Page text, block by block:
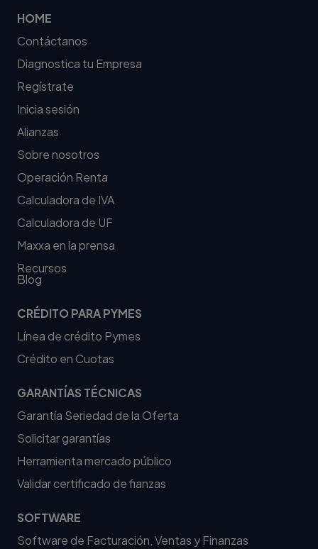
HOME
Contáctanos
Diagnostica tu Empresa
Regístrate
Inicia sesión
Alianzas
Sobre nosotros
Operación Renta
Calculadora de IVA
Calculadora de UF
Maxxa en la prensa
Recursos
Blog
CRÉDITO PARA PYMES
Línea de crédito Pymes
Crédito en Cuotas
GARANTÍAS TÉCNICAS
Garantía Seriedad de la Oferta
Solicitar garantías
Herramienta mercado público
Validar certificado de fianzas
SOFTWARE
Software de Facturación, Ventas y Finanzas